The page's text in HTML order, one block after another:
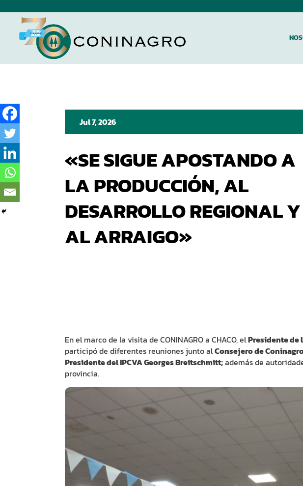
Jul 7, 2026
«SE SIGUE APOSTANDO A
LA PRODUCCIÓN, AL
DESARROLLO REGIONAL Y
AL ARRAIGO»
En el marco de la visita de CONINAGRO a CHACO, elPresidente de
participó de diferentes reuniones junto alConsejero de
Presidente del IPCVA Georges Breitschmitt;además de
provincia.